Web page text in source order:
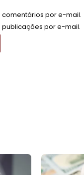
por e-mail.
por e-mail.